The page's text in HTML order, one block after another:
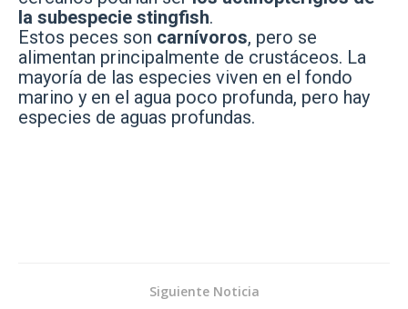
la subespecie stingfish.
Estos peces son carnívoros, pero se
alimentan principalmente de crustáceos. La
mayoría de las especies viven en el fondo
marino y en el agua poco profunda, pero hay
especies de aguas profundas.
Siguiente Noticia